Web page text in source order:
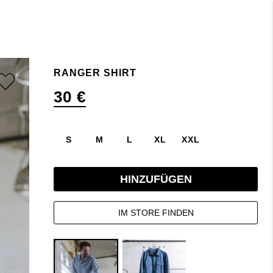
RANGER SHIRT
30 €
S M L XL XXL
HINZUFÜGEN
IM STORE FINDEN